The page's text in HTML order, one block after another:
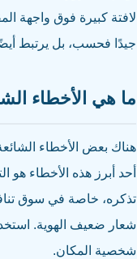
لافتة كبيرة فوق واجهة
جيدًا فحسب، بل يرتبط
ما هي الأخطاء
هناك بعض الأخطاء
أحد أبرز هذه الأخطاء
تذكره، خاصة في سوق
شعار ضعيف الهوية.
شخصية المكان.